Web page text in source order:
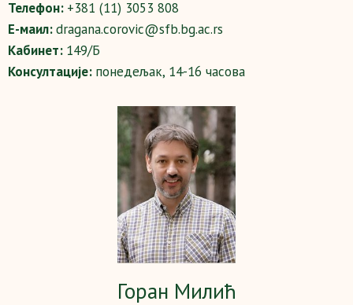
Телефон: +381 (11) 3053 808
Е-маил:dragana.corovic@sfb.bg.ac.rs
Кабинет: 149/Б
Консултације: понедељак, 14-16 часова
Горан Милић